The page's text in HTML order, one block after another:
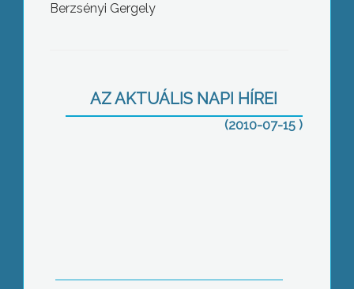
Berzsényi Gergely
AZ AKTUÁLIS NAPI HÍREI
(2010-07-15 )
területén a legmagasabb szintű
hőségriasztás van érvényben